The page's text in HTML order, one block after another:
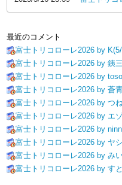
最近のコメント
富士トリコローレ2026 by
富士トリコローレ2026 by 銕
富士トリコローレ2026 by
富士トリコローレ2026 by 蒼
富士トリコローレ2026 by つ
富士トリコローレ2026 by エ
富士トリコローレ2026 by
富士トリコローレ2026 by ヤ
富士トリコローレ2026 by み
富士トリコローレ2026 by す